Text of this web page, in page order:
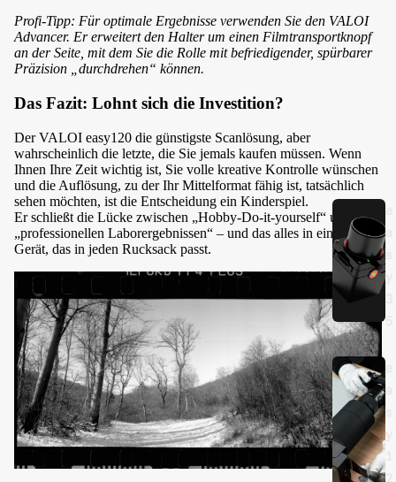
Profi-Tipp: Für optimale Ergebnisse verwenden Sie den VALOI
Advancer. Er erweitert den Halter um einen Filmtransportknopf
an der Seite, mit dem Sie die Rolle mit befriedigender, spürbarer
Präzision „durchdrehen“ können.
Das Fazit: Lohnt sich die Investition?
Der VALOI easy120 die günstigste Scanlösung, aber
wahrscheinlich die letzte, die Sie jemals kaufen müssen. Wenn
Ihnen Ihre Zeit wichtig ist, Sie volle kreative Kontrolle wünschen
und die Auflösung, zu der Ihr Mittelformat fähig ist, tatsächlich
sehen möchten, ist die Entscheidung ein Kinderspiel.
Er schließt die Lücke zwischen „Hobby-Do-it-yourself“ und
„professionellen Laborergebnissen“ – und das alles in einem
Gerät, das in jeden Rucksack passt.